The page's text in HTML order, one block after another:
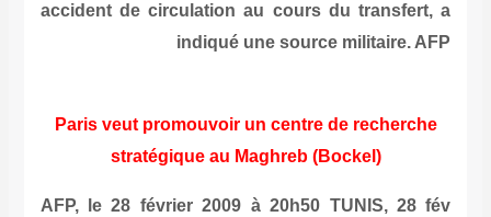
accident de circulation au cours du transfert, a
indiqué une source militaire. AFP
Paris veut promouvoir un centre de recherche
stratégique au Maghreb (Bockel)
AFP, le 28 février 2009 à 20h50 TUNIS, 28 fév